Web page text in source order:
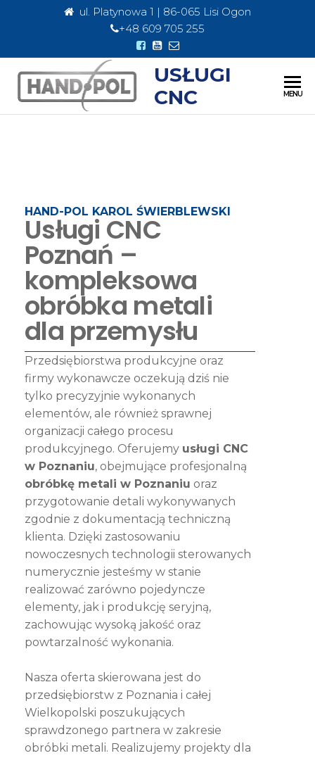
ul. Platynowa 1 | 86-065 Lisi Ogon
+48 609 705 255
USŁUGI
CNC
MENU
HAND-POL KAROL ŚWIERBLEWSKI
Usługi CNC
Poznań –
kompleksowa
obróbka metali
dla przemysłu
Przedsiębiorstwa produkcyjne oraz
firmy wykonawcze oczekują dziś nie
tylko precyzyjnie wykonanych
elementów, ale również sprawnej
organizacji całego procesu
produkcyjnego. Oferujemy usługi CNC
w Poznaniu, obejmujące profesjonalną
obróbkę metali w Poznaniu oraz
przygotowanie detali wykonywanych
zgodnie z dokumentacją techniczną
klienta. Dzięki zastosowaniu
nowoczesnych technologii sterowanych
numerycznie jesteśmy w stanie
realizować zarówno pojedyncze
elementy, jak i produkcję seryjną,
zachowując wysoką jakość oraz
powtarzalność wykonania.
Nasza oferta skierowana jest do
przedsiębiorstw z Poznania i całej
Wielkopolski poszukujących
sprawdzonego partnera w zakresie
obróbki metali. Realizujemy projekty dla